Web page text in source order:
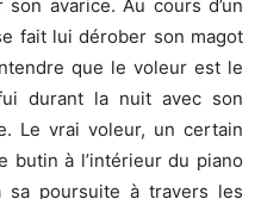
avarice. Au cours d’un
fait lui dérober son magot
que le voleur est le
durant la nuit avec son
Le vrai voleur, un certain
butin à l’intérieur du piano
poursuite à travers les